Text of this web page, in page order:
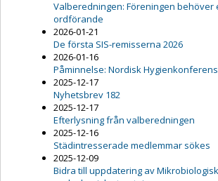
Valberedningen: Föreningen behöver
ordförande
2026-01-21
De första SIS-remisserna 2026
2026-01-16
Påminnelse: Nordisk
2025-12-17
Nyhetsbrev 182
2025-12-17
Efterlysning från valberedningen
2025-12-16
Städintresserade medlemmar sökes
2025-12-09
Bidra till uppdatering av